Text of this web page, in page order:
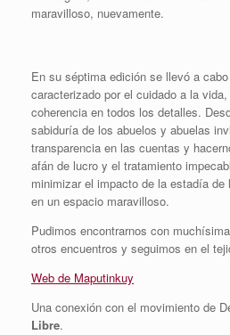
maravilloso, nuevamente.
En su séptima edición se llevó a
caracterizado por el cuidado a la
coherencia en todos los detalles.
sabiduría de los abuelos y abuelas
transparencia en las cuentas y
afán de lucro y el tratamiento
minimizar el impacto de la estadía de
en un espacio maravilloso.
Pudimos encontrarnos con
otros encuentros y seguimos en el
Web de Maputinkuy
Una conexión con el movimiento de
Libre.